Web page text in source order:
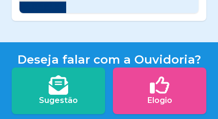
Deseja falar com a Ouvidoria?
Sugestão Elogio